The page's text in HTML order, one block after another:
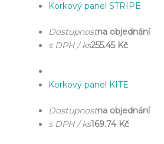
Korkový panel STRIPE
Dostupnostna objednání
s DPH / ks255.45 Kč
Korkový panel KITE
Dostupnostna objednání
s DPH / ks169.74 Kč